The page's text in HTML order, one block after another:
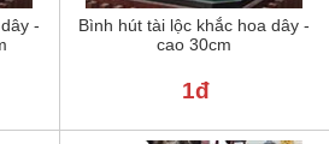
-
Bình hút tài lộc khắc hoa dây -
cao 30cm
1đ